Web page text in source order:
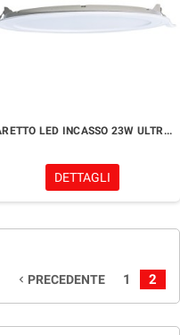
FARETTO LED INCASSO 23W ULTRA SLIM - FORO 280MM - LUCE 3000K-4200K-6500K
DETTAGLI
navigate_before PRECEDENTE 1 2